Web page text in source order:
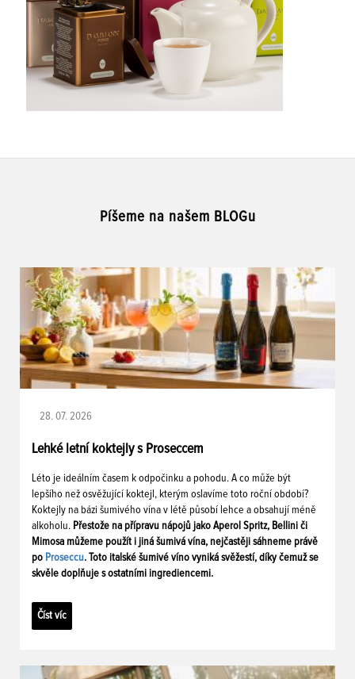
Píšeme na našem BLOGu
28. 07. 2026
Lehké letní koktejly s Proseccem
Léto je ideálním časem k odpočinku a pohodu. A co může být
lepšího než osvěžující koktejl, kterým oslavíme toto roční období?
Koktejly na bázi šumivého vína v létě působí lehce a obsahují méně
alkoholu. Přestože na přípravu nápojů jako Aperol Spritz, Bellini či
Mimosa můžeme použít i jiná šumivá vína, nejčastěji sáhneme právě
po Proseccu. Toto italské šumivé víno vyniká svěžestí, díky čemuž se
skvěle doplňuje s ostatními ingrediencemi.
Číst víc